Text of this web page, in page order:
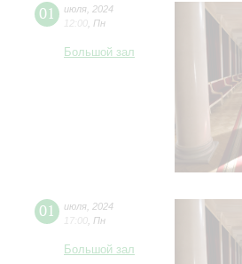
01 июля 2024
12:00 Пн
Большой зал
01 июля 2024
17:00 Пн
Большой зал